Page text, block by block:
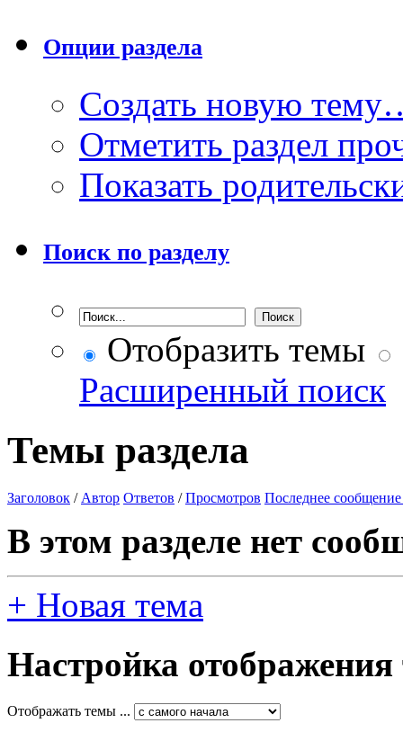
Опции раздела
Создать новую
Отметить раздел
Показать
Поиск по разделу
Отобразить темы
Расширенный поиск
Темы раздела
Заголовок / Автор Ответов /Просмотров Последнее сообщение
В этом разделе нет
+ Новая тема
Настройка отображения
Отображать темы ...